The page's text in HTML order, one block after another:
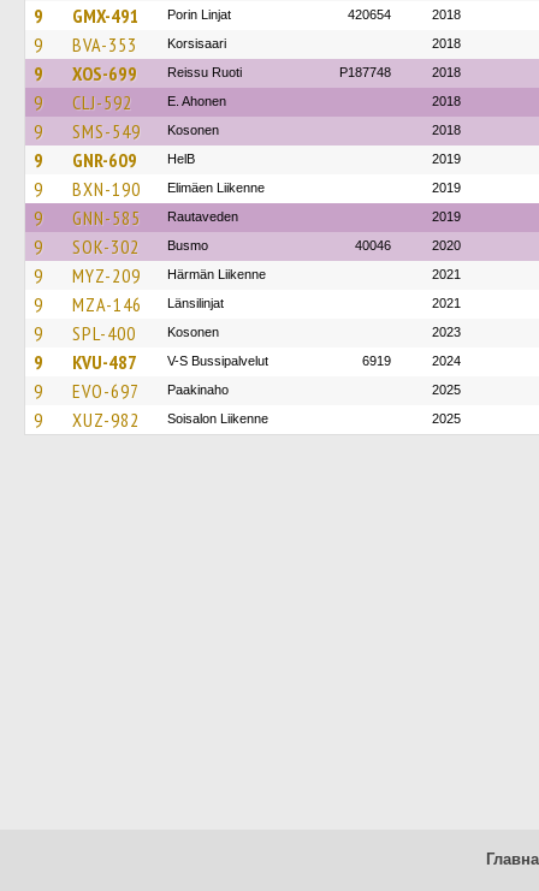
9 GMX-491 Porin Linjat 420654 2018
9 BVA-353 Korsisaari 2018
9 XOS-699 Reissu Ruoti P187748 2018
9 CLJ-592 E. Ahonen 2018
9 SMS-549 Kosonen 2018
9 GNR-609 HelB 2019
9 BXN-190 Elimäen Liikenne 2019
9 GNN-585 Rautaveden 2019
9 SOK-302 Busmo 40046 2020
9 MYZ-209 Härmän Liikenne 2021
9 MZA-146 Länsilinjat 2021
9 SPL-400 Kosonen 2023
9 KVU-487 V-S Bussipalvelut 6919 2024
9 EVO-697 Paakinaho 2025
9 XUZ-982 Soisalon Liikenne 2025